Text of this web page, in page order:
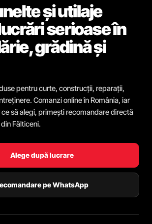
și utilaje
serioase în
grădină și
pentru curte, construcții, reparații,
Comanzi online în România, iar
să alegi, primești recomandare directă
Fălticeni.
Alege după lucrare
pe WhatsApp